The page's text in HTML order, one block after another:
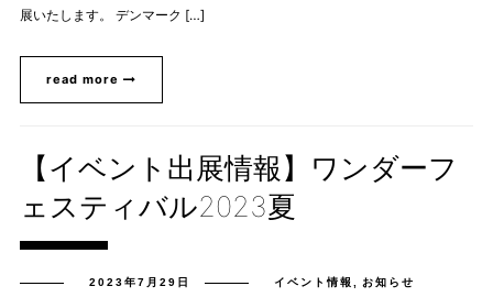
展いたします。 デンマーク […]
read more
【イベント出展情報】ワンダーフ
ェスティバル2023夏
2023年7月29日 イベント情報, お知らせ